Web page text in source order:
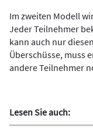
Im zweiten Modell
Jeder Teilnehmer
kann auch nur
Überschüsse, muss
andere Teilnehmer
Lesen Sie auch: